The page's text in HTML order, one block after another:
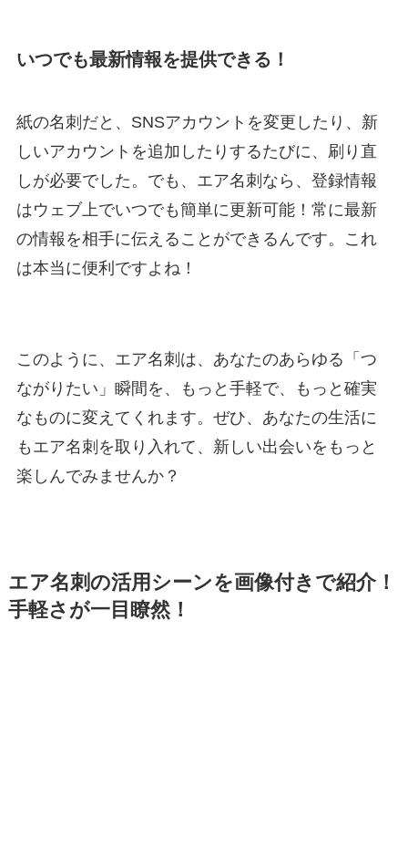
いつでも最新情報を提供できる！
紙の名刺だと、SNSアカウントを変更したり、新
しいアカウントを追加したりするたびに、刷り直
しが必要でした。でも、エア名刺なら、登録情報
はウェブ上でいつでも簡単に更新可能！常に最新
の情報を相手に伝えることができるんです。これ
は本当に便利ですよね！
このように、エア名刺は、あなたのあらゆる「つ
ながりたい」瞬間を、もっと手軽で、もっと確実
なものに変えてくれます。ぜひ、あなたの生活に
もエア名刺を取り入れて、新しい出会いをもっと
楽しんでみませんか？
エア名刺の活用シーンを画像付きで紹介！
手軽さが一目瞭然！